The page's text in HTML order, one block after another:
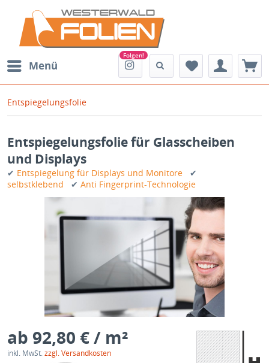
Menü
Entspiegelungsfolie
Entspiegelungsfolie für Glasscheiben
und Displays
✔ Entspiegelung für Displays und Monitore ✔
selbstklebend ✔ Anti Fingerprint-Technologie
ab 92,80 € / m²
inkl. MwSt.zzgl. Versandkosten